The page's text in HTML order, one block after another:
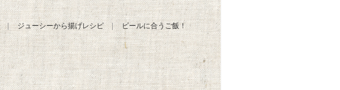
ジューシーから揚げレシピ ビールに合うご飯！